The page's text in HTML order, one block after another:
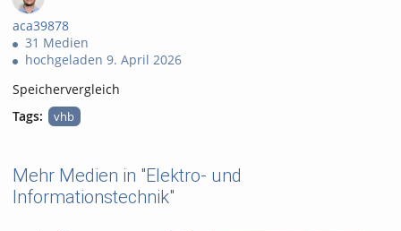
aca39878
31 Medien
hochgeladen 9. April 2026
Speichervergleich
Tags:
vhb
Mehr Medien in "Elektro- und
Informationstechnik"